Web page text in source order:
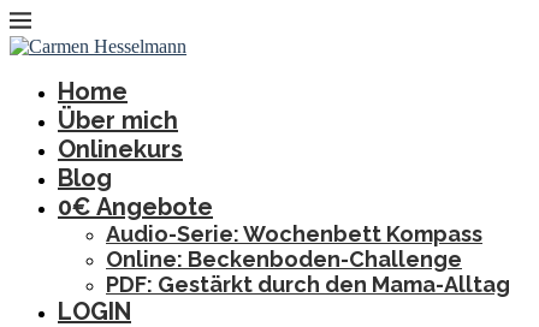
Home
Über mich
Onlinekurs
Blog
0€ Angebote
Audio-Serie: Wochenbett Kompass
Online: Beckenboden-Challenge
PDF: Gestärkt durch den Mama-Alltag
LOGIN